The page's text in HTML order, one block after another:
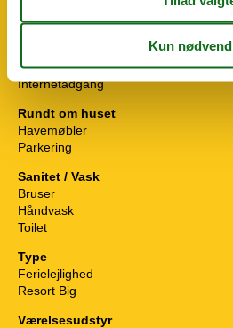
Ovn
Parkfaciliteter
Internetadgang
Rundt om huset
Havemøbler
Parkering
Sanitet / Vask
Bruser
Håndvask
Toilet
Type
Ferielejlighed
Resort Big
Værelsesudstyr